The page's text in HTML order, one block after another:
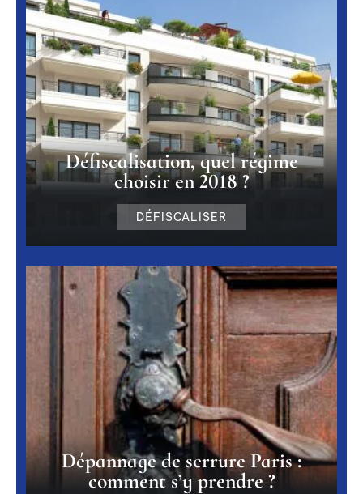
Défiscalisation, quel régime
choisir en 2018 ?
DÉFISCALISER
Dépannage de serrure Paris :
comment s’y prendre ?